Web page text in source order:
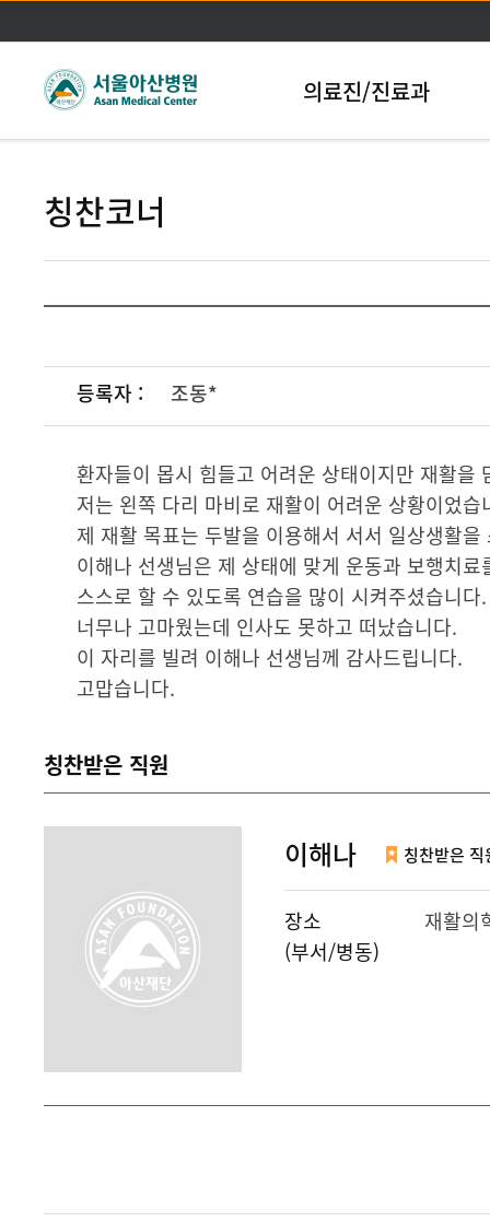
본문바로가기
의료진/진료과
칭찬코너
등록자 : 조동*
환자들이 몹시 힘들고 어려운 상태이지만 재활
저는 왼쪽 다리 마비로 재활이 어려운 상황이었습
제 재활 목표는 두발을 이용해서 서서 일상생활
이해나 선생님은 제 상태에 맞게 운동과 보행치
스스로 할 수 있도록 연습을 많이 시켜주셨습니
너무나 고마웠는데 인사도 못하고 떠났습니다.
이 자리를 빌려 이해나 선생님께 감사드립니다.
고맙습니다.
칭찬받은 직원
이해나 칭찬받은 직
장소
(부서/병동)
재활의